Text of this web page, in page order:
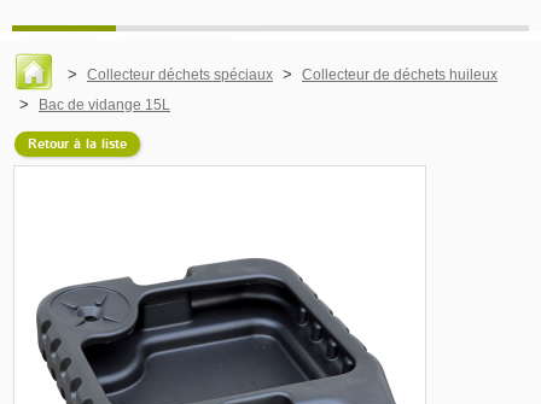
Collecteur déchets spéciaux
Collecteur de déchets huileux
Bac de vidange 15L
Retour à la liste